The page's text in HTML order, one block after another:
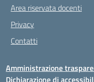
Area riservata docenti
Privacy
Contatti
Amministrazione
Dichiarazione di